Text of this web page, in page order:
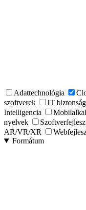
Adattechnológia
szoftverek
IT biztonság
Intelligencia
nyelvek
AR/VR/XR
Formátum